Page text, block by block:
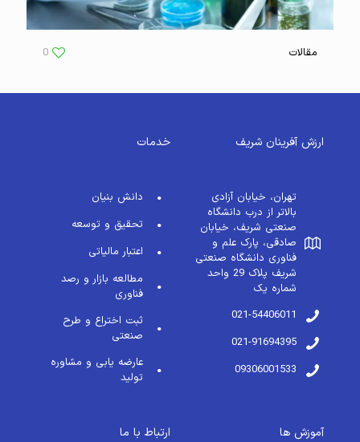
مقالات 0
ارزش آفرینان شریف
تهران، خیابان آزادی
بالاتر از درب دانشگاه
صنعتی شریف، خیابان
صادقی، پارک علم و
فناوری دانشگاه صنعتی
شریف پلاک 29 واحد
شماره یک
021-54406011
021-91694395
09306001533
خدمات
دانش بنیان
تحقیق و توسعه
اعتبار مالیاتی
مطالعه بازار و رصد
فناوری
ثبت اختراع و طرح
صنعتی
عارضه یابی و مشاوره
تولید
آموزش ها ارتباط با ما